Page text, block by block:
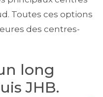
Toutes ces options
des centres-
long
JHB.